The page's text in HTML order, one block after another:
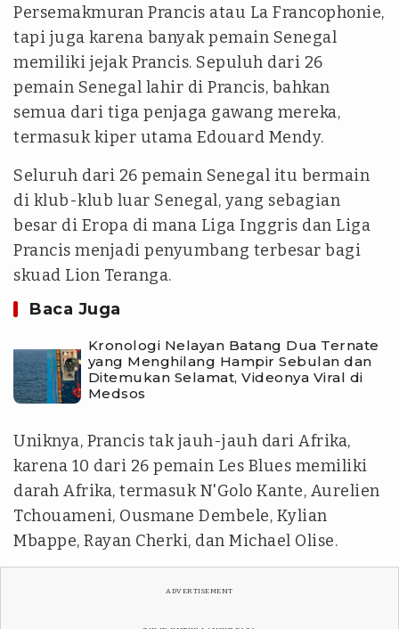
Persemakmuran Prancis atau La Francophonie,
tapi juga karena banyak pemain Senegal
memiliki jejak Prancis. Sepuluh dari 26
pemain Senegal lahir di Prancis, bahkan
semua dari tiga penjaga gawang mereka,
termasuk kiper utama Edouard Mendy.
Seluruh dari 26 pemain Senegal itu bermain
di klub-klub luar Senegal, yang sebagian
besar di Eropa di mana Liga Inggris dan Liga
Prancis menjadi penyumbang terbesar bagi
skuad Lion Teranga.
Baca Juga
Kronologi Nelayan Batang Dua Ternate
yang Menghilang Hampir Sebulan dan
Ditemukan Selamat, Videonya Viral di
Medsos
Uniknya, Prancis tak jauh-jauh dari Afrika,
karena 10 dari 26 pemain Les Blues memiliki
darah Afrika, termasuk N'Golo Kante, Aurelien
Tchouameni, Ousmane Dembele, Kylian
Mbappe, Rayan Cherki, dan Michael Olise.
ADVERTISEMENT